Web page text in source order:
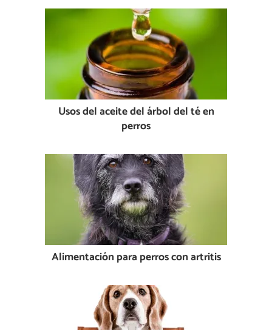
Usos del aceite del árbol del té en
perros
Alimentación para perros con artritis